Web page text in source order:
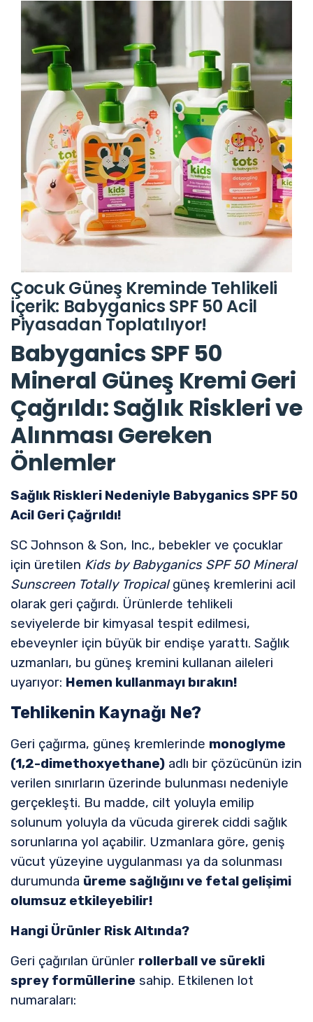
Çocuk Güneş Kreminde Tehlikeli
İçerik: Babyganics SPF 50 Acil
Piyasadan Toplatılıyor!
Babyganics SPF 50
Mineral Güneş Kremi Geri
Çağrıldı: Sağlık Riskleri ve
Alınması Gereken
Önlemler
Sağlık Riskleri Nedeniyle Babyganics SPF 50
Acil Geri Çağrıldı!
SC Johnson & Son, Inc., bebekler ve çocuklar
için üretilen Kids by Babyganics SPF 50 Mineral
Sunscreen Totally Tropicalgüneş kremlerini acil
olarak geri çağırdı. Ürünlerde tehlikeli
seviyelerde bir kimyasal tespit edilmesi,
ebeveynler için büyük bir endişe yarattı. Sağlık
uzmanları, bu güneş kremini kullanan aileleri
uyarıyor: Hemen kullanmayı bırakın!
Tehlikenin Kaynağı Ne?
Geri çağırma, güneş kremlerinde monoglyme
(1,2-dimethoxyethane) adlı bir çözücünün izin
verilen sınırların üzerinde bulunması nedeniyle
gerçekleşti. Bu madde, cilt yoluyla emilip
solunum yoluyla da vücuda girerek ciddi sağlık
sorunlarına yol açabilir. Uzmanlara göre, geniş
vücut yüzeyine uygulanması ya da solunması
durumunda üreme sağlığını ve fetal gelişimi
olumsuz etkileyebilir!
Hangi Ürünler Risk Altında?
Geri çağırılan ürünler rollerball ve sürekli
sprey formüllerine sahip. Etkilenen lot
numaraları: